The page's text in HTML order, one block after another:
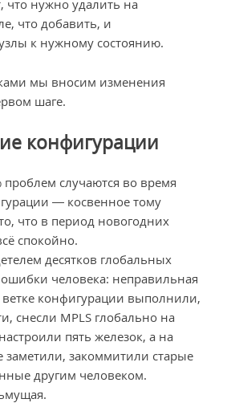
что нужно удалить на
что добавить, и
к нужному состоянию.
мы вносим изменения
шаге.
конфигурации
проблем случаются во время
— косвенное тому
что в период новогодних
спокойно.
десятков глобальных
человека: неправильная
конфигурации выполнили,
снесли MPLS глобально на
пять железок, а на
закоммитили старые
другим человеком.